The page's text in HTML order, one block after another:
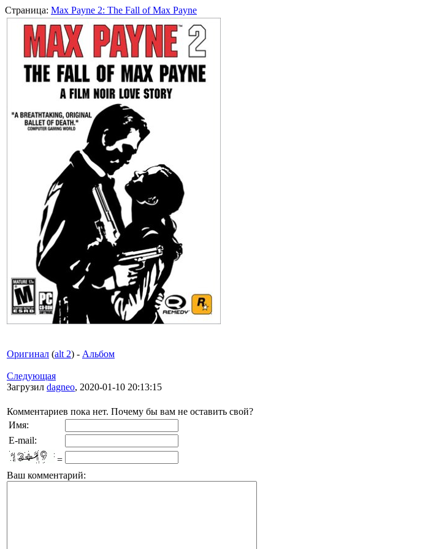
Страница: Max Payne 2: The Fall of Max Payne
Оригинал (alt 2) - Альбом
Следующая
Загрузил dagneo, 2020-01-10 20:13:15
Комментариев пока нет. Почему бы вам не оставить свой?
Имя:
E-mail:
=
Ваш комментарий: